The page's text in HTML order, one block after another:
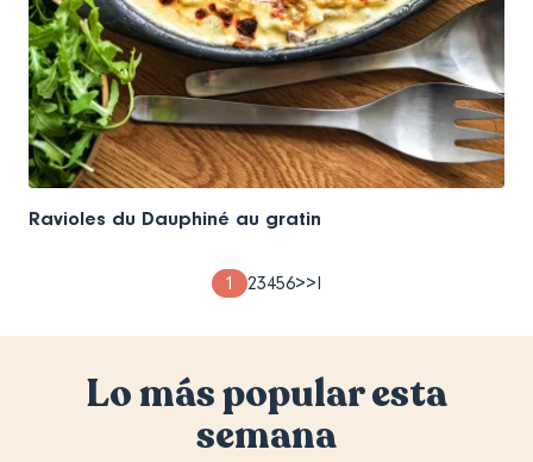
Ravioles du Dauphiné au gratin
Page
1 Page
2Page
3Page
4Page
5Page
6Next
>Last
>I
Lo más popular esta
semana